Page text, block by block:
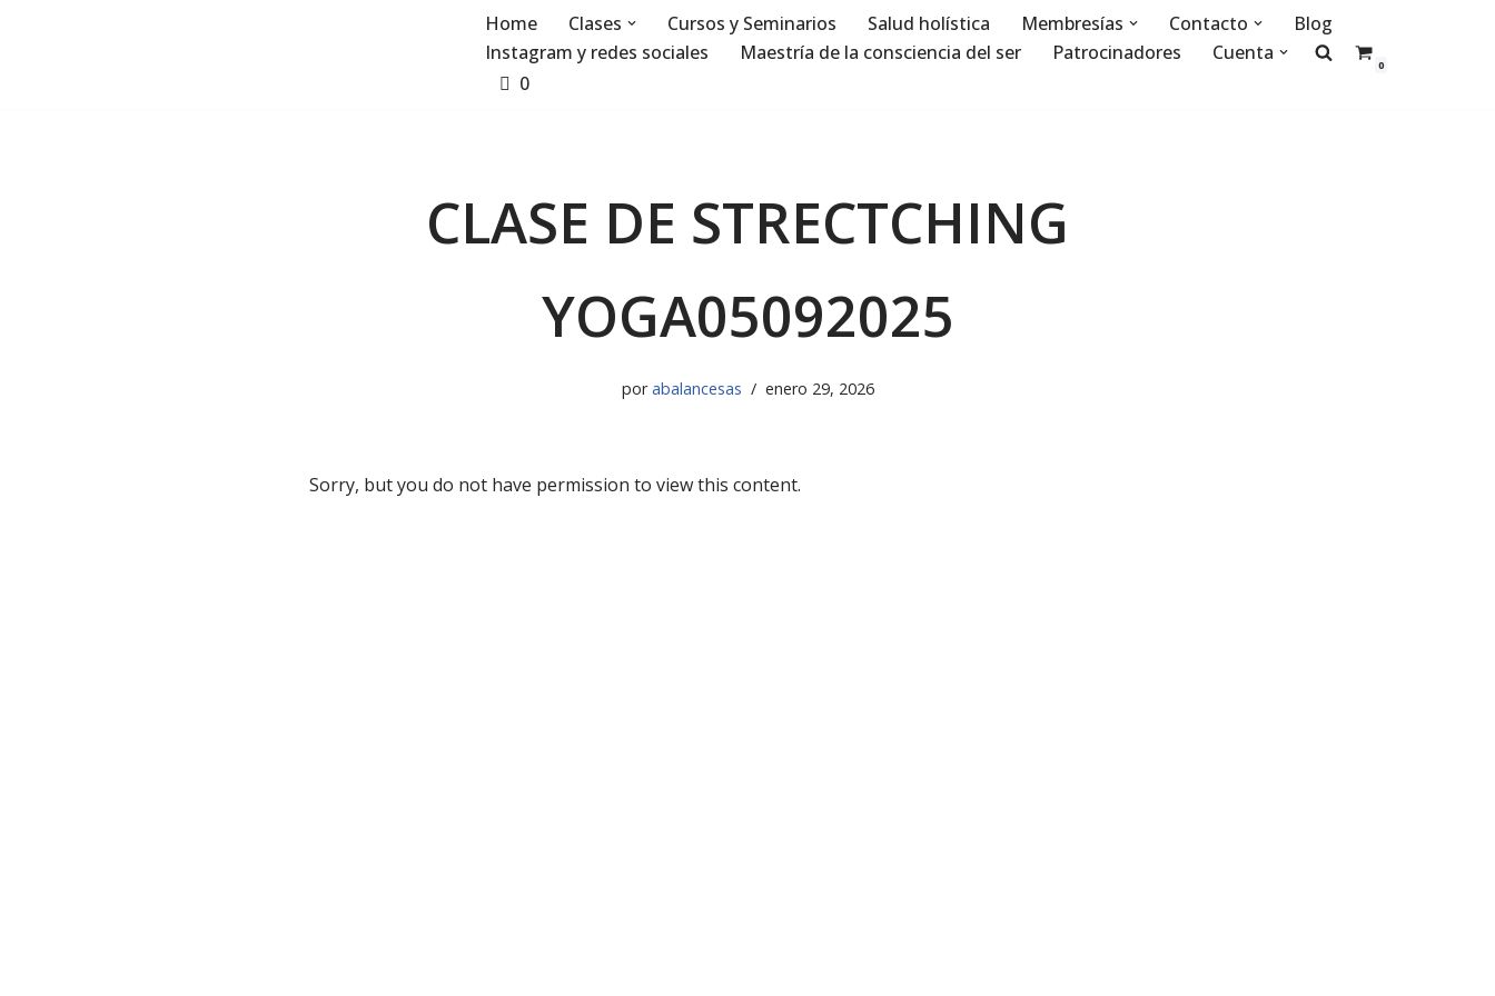
Home Clases Cursos y Seminarios Salud holística Membresías Contacto
Blog
Instagram y redes sociales
Maestría de la consciencia del ser Patrocinadores Cuenta
0
0
CLASE DE STRECTCHING
YOGA05092025
porabalancesas enero 29, 2026
Sorry, but you do not have permission to view this content.